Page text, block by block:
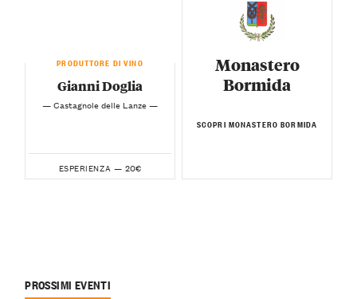
PRODUTTORE DI VINO
Gianni Doglia
— Castagnole delle Lanze —
ESPERIENZA — 20€
Monastero
Bormida
SCOPRI MONASTERO BORMIDA
PROSSIMI EVENTI